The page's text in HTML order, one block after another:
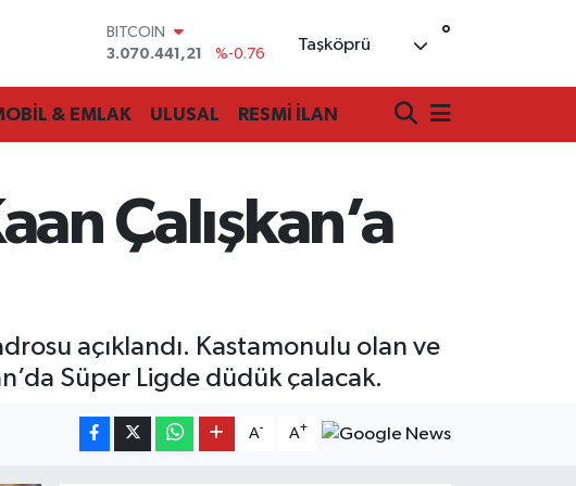
DOLAR
47,7069
%0.17
STERLİN
64,1897
%0.02
BİST100
13.887
%64
BITCOIN
Taşköprü °
& EMLAK ULUSAL RESMİ İLAN
Çalışkan’a
açıklandı. Kastamonulu olan ve
Süper Ligde düdük çalacak.
A- A+